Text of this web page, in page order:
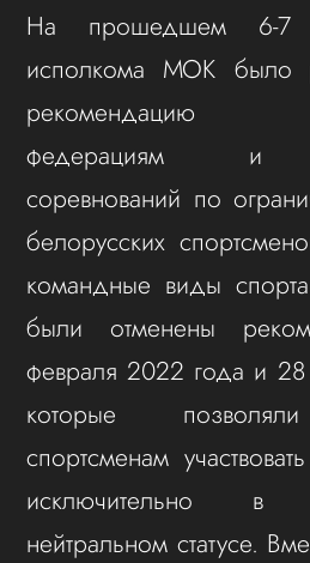
На прошедшем 6-7
исполкома МОК было
рекомендацию
федерациям и
соревнований по
белорусских
командные виды
были отменены
февраля 2022 года и
которые
спортсменам
исключительно в
нейтральном статусе.